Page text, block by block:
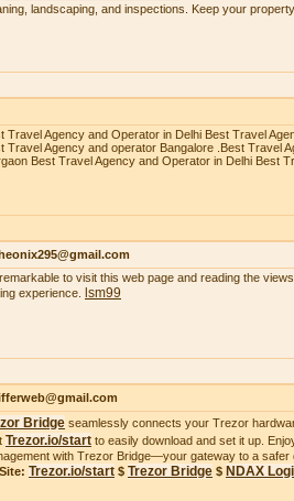
landscaping, and inspections. Keep your
Travel Agency and Operator in Delhi Best Travel
Travel Agency and operator Bangalore .Best Travel
Best Travel Agency and Operator in Delhi Best
remarkable to visit this web page and reading the
experience.
lsm99
Bridge seamlessly connects your Trezor
Trezor.io/start to easily download and set it up.
with Trezor Bridge—your gateway to a safer
Trezor.io/start $ Trezor Bridge $ NDAX